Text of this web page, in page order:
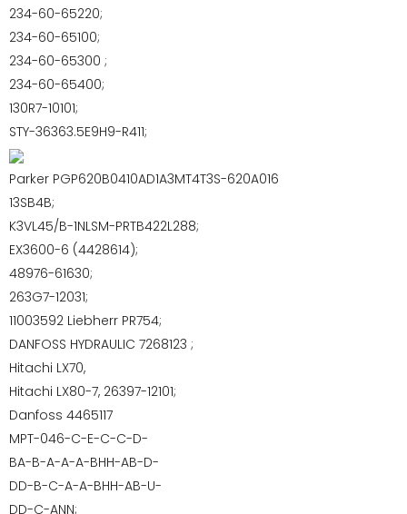
234-60-65220;
234-60-65100;
234-60-65300 ;
234-60-65400;
130R7-10101;
STY-36363.5E9H9-R411;
Parker PGP620B0410AD1A3MT4T3S-620A016
13SB4B;
K3VL45/B-1NLSM-PRTB422L288;
EX3600-6 (4428614);
48976-61630;
263G7-12031;
11003592 Liebherr PR754;
DANFOSS HYDRAULIC 7268123 ;
Hitachi LX70,
Hitachi LX80-7, 26397-12101;
Danfoss 4465117
MPT-046-C-E-C-C-D-
BA-B-A-A-A-BHH-AB-D-
DD-B-C-A-A-BHH-AB-U-
DD-C-ANN;